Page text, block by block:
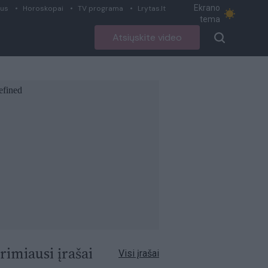
Horoskopai TV programa Lrytas.lt
Ekrano
tema
Atsiųskite video
įrašai Visi įrašai